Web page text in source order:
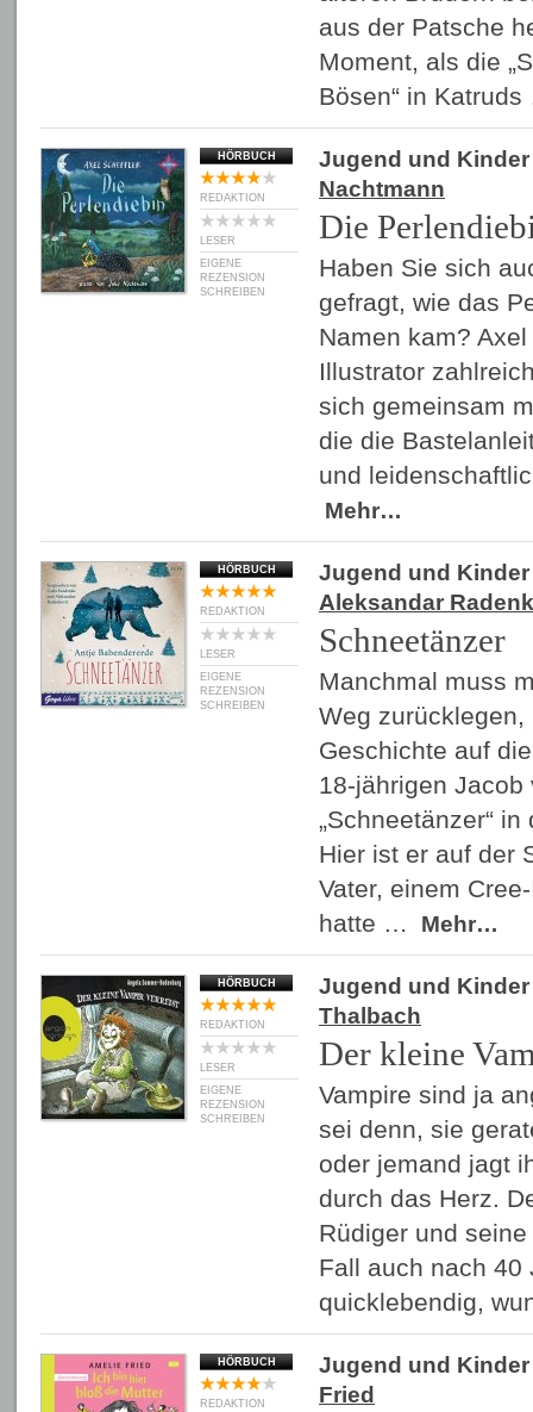
aus der Patsche
Moment, als die
Bösen“ in
HÖRBUCH
REDAKTION
LESER
EIGENE
REZENSION
SCHREIBEN
Jugend und Kinder
Nachtmann
Die
Haben Sie sich
gefragt, wie das
Namen kam?
Illustrator
sich gemeinsam
die die
und
Mehr…
HÖRBUCH
REDAKTION
LESER
EIGENE
REZENSION
SCHREIBEN
Jugend und Kinder
Aleksandar
Schneetänzer
Manchmal muss
Weg
Geschichte auf
18-jährigen
„Schneetänzer“
Hier ist er auf der
Vater, einem
hatte …
Mehr…
HÖRBUCH
REDAKTION
LESER
EIGENE
REZENSION
SCHREIBEN
Jugend und Kinder
Thalbach
Der kleine
Vampire sind ja
sei denn, sie
oder jemand jagt
durch das Herz.
Rüdiger und
Fall auch nach 40
quicklebendig,
HÖRBUCH
REDAKTION
Jugend und Kinder
Fried